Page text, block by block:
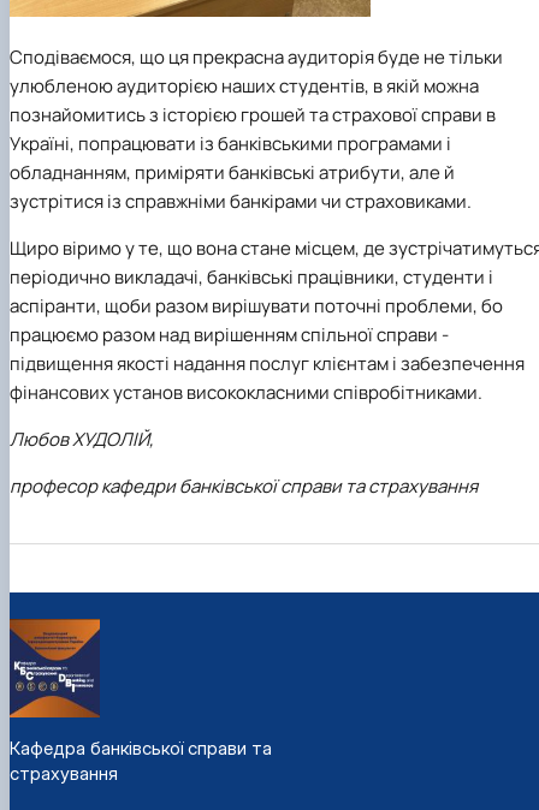
Сподіваємося, що ця прекрасна аудиторія буде не тільки
улюбленою аудиторією наших студентів, в якій можна
познайомитись з історією грошей та страхової справи в
Україні, попрацювати із банківськими програмами і
обладнанням, приміряти банківські атрибути, але й
зустрітися із справжніми банкірами чи страховиками.
Щиро віримо у те, що вона стане місцем, де
періодично викладачі, банківські працівники, студенти і
аспіранти, щоби разом вирішувати поточні проблеми, бо
працюємо разом над вирішенням спільної справи -
підвищення якості надання послуг клієнтам і забезпечення
фінансових установ висококласними співробітниками.
Любов ХУДОЛІЙ,
професор кафедри банківської справи та страхування
Кафедра банківської справи та
страхування